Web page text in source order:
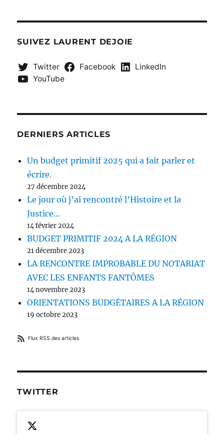
SUIVEZ LAURENT DEJOIE
Twitter Facebook
LinkedIn
YouTube
DERNIERS ARTICLES
Un budget primitif 2025 qui a fait parler et
écrire.
27 décembre 2024
Le jour où j’ai rencontré l’Histoire et la
Justice…
14 février 2024
BUDGET PRIMITIF 2024 A LA RÉGION
21 décembre 2023
LA RENCONTRE IMPROBABLE DU NOTARIAT
AVEC LES ENFANTS FANTÔMES
14 novembre 2023
ORIENTATIONS BUDGÉTAIRES A LA RÉGION
19 octobre 2023
Flux RSS des articles
TWITTER